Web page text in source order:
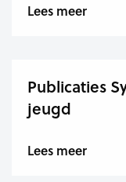
Lees meer
Publicaties
jeugd
Lees meer